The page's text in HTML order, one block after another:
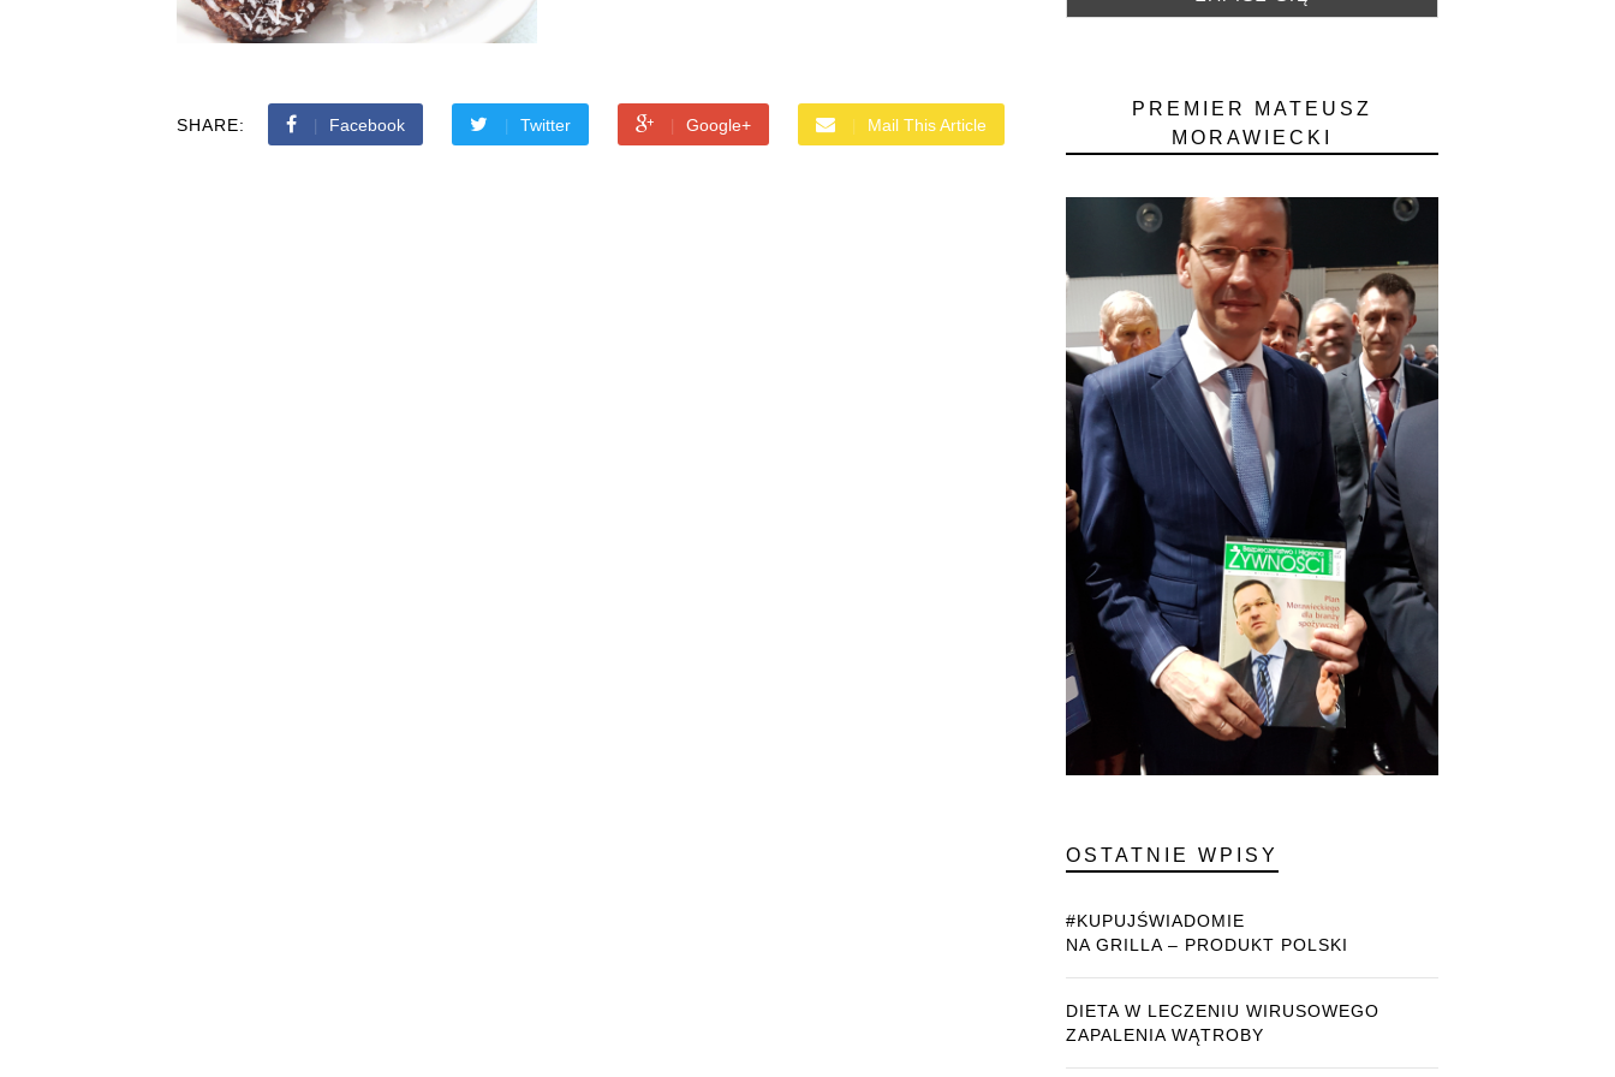
SHARE: Facebook Twitter Google+ Mail This Article
PREMIER MATEUSZ
MORAWIECKI
OSTATNIE WPISY
#KUPUJŚWIADOMIE
NA GRILLA – PRODUKT POLSKI
DIETA W LECZENIU WIRUSOWEGO
ZAPALENIA WĄTROBY